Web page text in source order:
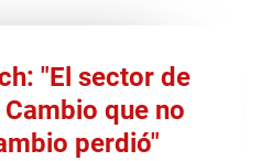
"El sector de
que no
perdió"